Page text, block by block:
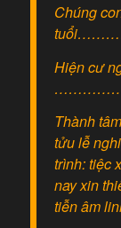
Chúng
Hiện cư
Thành
tửu lễ
trình: tiệc
nay xin
tiễn âm